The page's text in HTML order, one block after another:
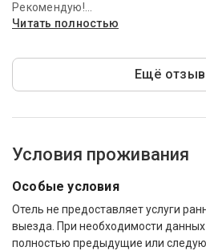
Рекомендую!...
Читать полностью
Ещё
Условия проживания
Особые условия
Отель не предоставляет услуги
выезда. При необходимости
полностью предыдущие или